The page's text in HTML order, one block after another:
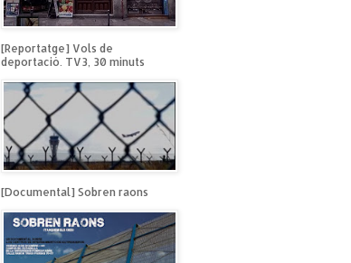
[Reportatge] Vols de
deportació. TV3, 30 minuts
[Documental] Sobren raons